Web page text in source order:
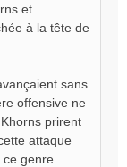
et
à la tête de
sans
offensive ne
prirent
attaque
genre